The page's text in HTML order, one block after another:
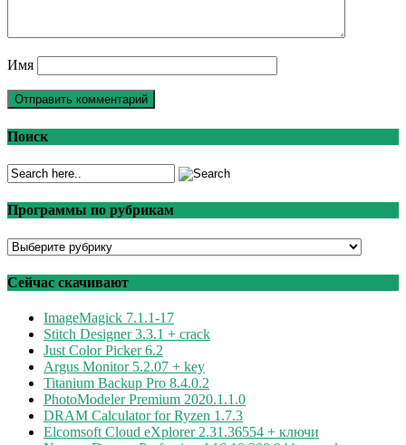
Имя
Поиск
Программы по рубрикам
Программы
рубрикам
Сейчас скачивают
ImageMagick 7.1.1-17
Stitch Designer 3.3.1 + crack
Just Color Picker 6.2
Argus Monitor 5.2.07 + key
Titanium Backup Pro 8.4.0.2
PhotoModeler Premium 2020.1.1.0
DRAM Calculator for Ryzen 1.7.3
Elcomsoft Cloud eXplorer 2.31.36554 + ключи